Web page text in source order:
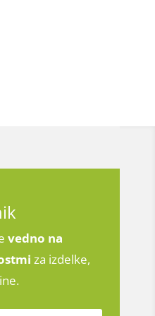
vedno na
za izdelke,